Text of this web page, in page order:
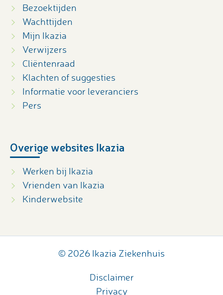
Bezoektijden
Wachttijden
Mijn Ikazia
Verwijzers
Cliëntenraad
Klachten of suggesties
Informatie voor leveranciers
Pers
Overige websites Ikazia
Werken bij Ikazia
Vrienden van Ikazia
Kinderwebsite
© 2026 Ikazia Ziekenhuis
Disclaimer
Privacy